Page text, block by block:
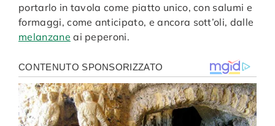
portarlo in tavola come piatto unico, con salumi e
formaggi, come anticipato, e ancora sott’oli, dalle
melanzane ai peperoni.